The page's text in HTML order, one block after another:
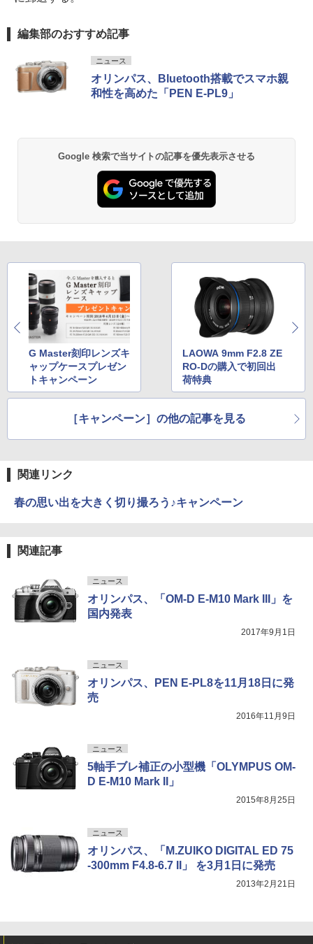
編集部のおすすめ記事
ニュース
オリンパス、Bluetooth搭載でスマホ親
和性を高めた「PEN E-PL9」
Google 検索で当サイトの記事を優先表示させる
G Master刻印レンズキ
ャップケースプレゼン
トキャンペーン
LAOWA 9mm F2.8 ZE
RO-Dの購入で初回出
荷特典
［キャンペーン］の他の記事を見る
関連リンク
春の思い出を大きく切り撮ろう♪キャンペーン
関連記事
ニュース
オリンパス、「OM-D E-M10 Mark III」を
国内発表
2017年9月1日
ニュース
オリンパス、PEN E-PL8を11月18日に発
売
2016年11月9日
ニュース
5軸手ブレ補正の小型機「OLYMPUS OM-
D E-M10 Mark II」
2015年8月25日
ニュース
オリンパス、「M.ZUIKO DIGITAL ED 75
-300mm F4.8-6.7 II」 を3月1日に発売
2013年2月21日